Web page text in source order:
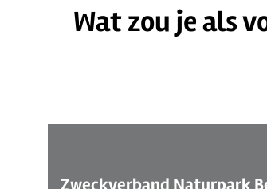
© S.Wißkirchen
Wat zou je als